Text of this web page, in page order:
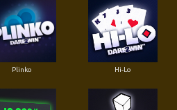
Plinko Hi-Lo